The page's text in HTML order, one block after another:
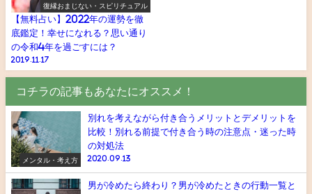
復縁おまじない・スピリチュアル
【無料占い】2022年の運勢を徹
底鑑定！幸せになれる？思い通り
の令和4年を過ごすには？
2019.11.17
コチラの記事もあなたにオススメ！
メンタル・考え方
別れを考えながら付き合うメリットとデメリットを
比較！別れる前提で付き合う時の注意点・迷った時
の対処法
2020.09.13
男が冷めたら終わり？男が冷めたときの行動一覧と